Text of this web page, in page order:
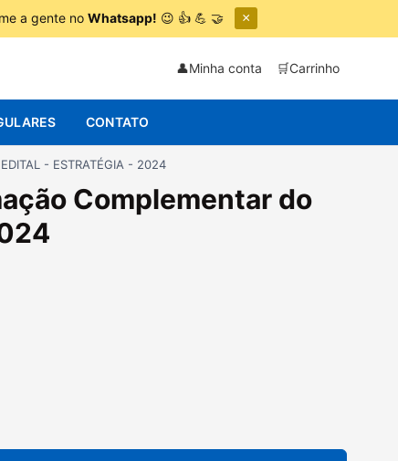
a gente no Whatsapp! 😉 👍 💪 🤝 ×
👤Minha conta 🛒Carrinho
CONTATO
- ESTRATÉGIA - 2024
Complementar do